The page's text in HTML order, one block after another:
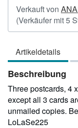
Verkauft von
(Verkäufer mit 5
Artikeldetails
Beschreibung
Three postcards, 4
except all 3 cards
unmailed copies.
LoLaSe225